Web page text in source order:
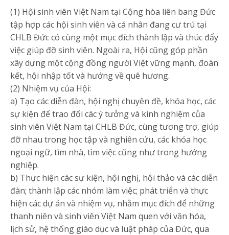
(1) Hội sinh viên Việt Nam tại Cộng hòa liên bang Đức
tập hợp các hội sinh viên và cá nhân đang cư trú tại
CHLB Đức có cùng một mục đích thành lập và thúc đẩy
việc giúp đỡ sinh viên. Ngoài ra, Hội cũng góp phần
xây dựng một cộng đồng người Việt vững mạnh, đoàn
kết, hội nhập tốt và hướng về quê hương.
(2) Nhiệm vụ của Hội:
a) Tạo các diễn đàn, hội nghị chuyên đề, khóa học, các
sự kiện để trao đổi các ý tưởng và kinh nghiệm của
sinh viên Việt Nam tại CHLB Đức, cùng tương trợ, giúp
đỡ nhau trong học tập và nghiên cứu, các khóa học
ngoại ngữ, tìm nhà, tìm việc cũng như trong hướng
nghiệp.
b) Thực hiện các sự kiện, hội nghị, hội thảo và các diễn
đàn; thành lập các nhóm làm việc; phát triển và thực
hiện các dự án và nhiệm vụ, nhằm mục đích để những
thanh niên và sinh viên Việt Nam quen với văn hóa,
lịch sử, hệ thống giáo dục và luật pháp của Đức, qua